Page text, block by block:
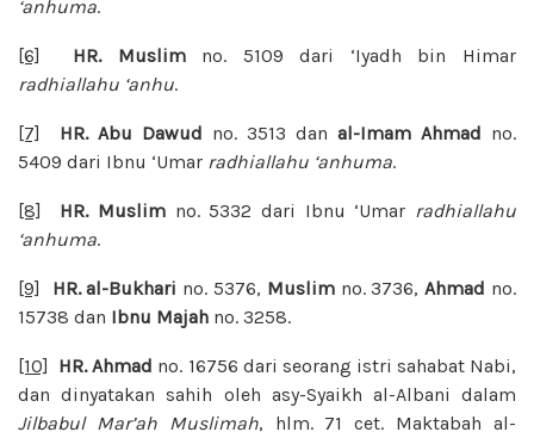
‘anhuma.
[6] HR. Muslim no. 5109 dari ‘Iyadh bin Himar
radhiallahu ‘anhu.
[7] HR. Abu Dawud no. 3513 dan al-Imam Ahmad no.
5409 dari Ibnu ‘Umar radhiallahu ‘anhuma.
[8] HR. Muslim no. 5332 dari Ibnu ‘Umar radhiallahu
‘anhuma.
[9] HR. al-Bukhari no. 5376, Muslim no. 3736,Ahmad no.
15738 dan Ibnu Majah no. 3258.
[10] HR. Ahmad no. 16756 dari seorang istri sahabat Nabi,
dan dinyatakan sahih oleh asy-Syaikh al-Albani dalam
Jilbabul Mar’ah Muslimah, hlm. 71 cet. Maktabah al-